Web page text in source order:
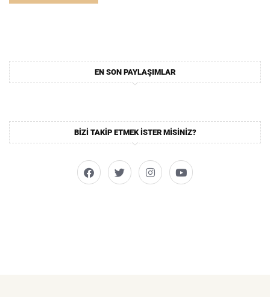
EN SON PAYLAŞIMLAR
BIZI TAKIP ETMEK ISTER MISINIZ?